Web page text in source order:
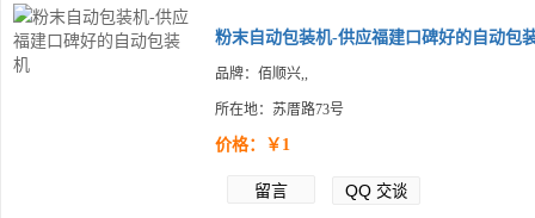
粉末自动包装机-供应福建口碑好的自动包
品牌：佰顺兴,,
所在地：苏厝路73号
价格：￥1
留言 QQ 交谈